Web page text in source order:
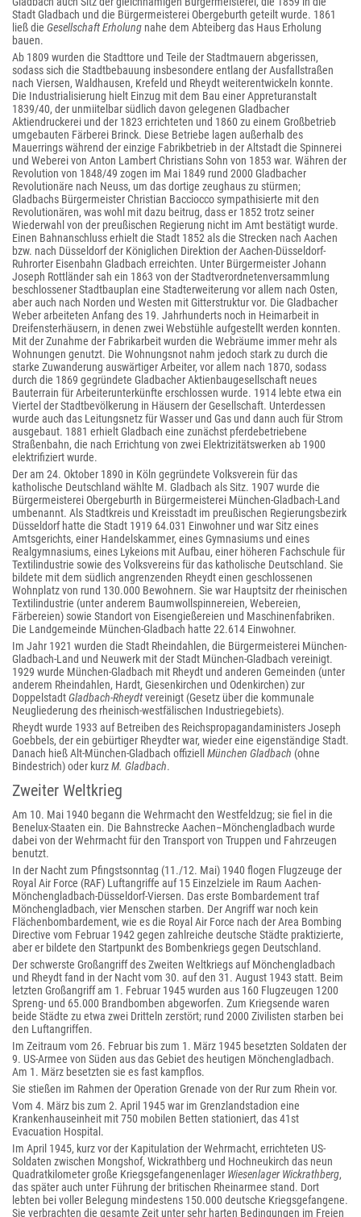
Stadt Gladbach und die Bürgermeisterei Obergeburth geteilt wurde. 1861
ließ die Gesellschaft Erholung nahe dem Abteiberg das Haus Erholung
bauen.
Ab 1809 wurden die Stadttore und Teile der Stadtmauern abgerissen,
sodass sich die Stadtbebauung insbesondere entlang der Ausfallstraßen
nach Viersen, Waldhausen, Krefeld und Rheydt weiterentwickeln konnte.
Die Industrialisierung hielt Einzug mit dem Bau einer Appreturanstalt
1839/40, der unmiitelbar südlich davon gelegenen Gladbacher
Aktiendruckerei und der 1823 errichteten und 1860 zu einem Großbetrieb
umgebauten Färberei Brinck. Diese Betriebe lagen außerhalb des
Mauerrings während der einzige Fabrikbetrieb in der Altstadt die Spinnerei
und Weberei von Anton Lambert Christians Sohn von 1853 war. Währen der
Revolution von 1848/49 zogen im Mai 1849 rund 2000 Gladbacher
Revolutionäre nach Neuss, um das dortige zeughaus zu stürmen;
Gladbachs Bürgermeister Christian Bacciocco sympathisierte mit den
Revolutionären, was wohl mit dazu beitrug, dass er 1852 trotz seiner
Wiederwahl von der preußischen Regierung nicht im Amt bestätigt wurde.
Einen Bahnanschluss erhielt die Stadt 1852 als die Strecken nach Aachen
bzw. nach Düsseldorf der Königlichen Direktion der Aachen-Düsseldorf-
Ruhrorter Eisenbahn Gladbach erreichten. Unter Bürgermeister Johann
Joseph Rottländer sah ein 1863 von der Stadtverordnetenversammlung
beschlossener Stadtbauplan eine Stadterweiterung vor allem nach Osten,
aber auch nach Norden und Westen mit Gitterstruktur vor. Die Gladbacher
Weber arbeiteten Anfang des 19. Jahrhunderts noch in Heimarbeit in
Dreifensterhäusern, in denen zwei Webstühle aufgestellt werden konnten.
Mit der Zunahme der Fabrikarbeit wurden die Webräume immer mehr als
Wohnungen genutzt. Die Wohnungsnot nahm jedoch stark zu durch die
starke Zuwanderung auswärtiger Arbeiter, vor allem nach 1870, sodass
durch die 1869 gegründete Gladbacher Aktienbaugesellschaft neues
Bauterrain für Arbeiterunterkünfte erschlossen wurde. 1914 lebte etwa ein
Viertel der Stadtbevölkerung in Häusern der Gesellschaft. Unterdessen
wurde auch das Leitungsnetz für Wasser und Gas und dann auch für Strom
ausgebaut. 1881 erhielt Gladbach eine zunächst pferdebetriebene
Straßenbahn, die nach Errichtung von zwei Elektrizitätswerken ab 1900
elektrifiziert wurde.
Der am 24. Oktober 1890 in Köln gegründete Volksverein für das
katholische Deutschland wählte M. Gladbach als Sitz. 1907 wurde die
Bürgermeisterei Obergeburth in Bürgermeisterei München-Gladbach-Land
umbenannt. Als Stadtkreis und Kreisstadt im preußischen Regierungsbezirk
Düsseldorf hatte die Stadt 1919 64.031 Einwohner und war Sitz eines
Amtsgerichts, einer Handelskammer, eines Gymnasiums und eines
Realgymnasiums, eines Lykeions mit Aufbau, einer höheren Fachschule für
Textilindustrie sowie des Volksvereins für das katholische Deutschland. Sie
bildete mit dem südlich angrenzenden Rheydt einen geschlossenen
Wohnplatz von rund 130.000 Bewohnern. Sie war Hauptsitz der rheinischen
Textilindustrie (unter anderem Baumwollspinnereien, Webereien,
Färbereien) sowie Standort von Eisengießereien und Maschinenfabriken.
Die Landgemeinde München-Gladbach hatte 22.614 Einwohner.
Im Jahr 1921 wurden die Stadt Rheindahlen, die Bürgermeisterei München-
Gladbach-Land und Neuwerk mit der Stadt München-Gladbach vereinigt.
1929 wurde München-Gladbach mit Rheydt und anderen Gemeinden (unter
anderem Rheindahlen, Hardt, Giesenkirchen und Odenkirchen) zur
DoppelstadtGladbach-Rheydtvereinigt (Gesetz über die kommunale
Neugliederung des rheinisch-westfälischen Industriegebiets).
Rheydt wurde 1933 auf Betreiben des Reichspropagandaministers Joseph
Goebbels, der ein gebürtiger Rheydter war, wieder eine eigenständige Stadt.
Danach hieß Alt-München-Gladbach offiziell München Gladbach (ohne
Bindestrich) oder kurzM. Gladbach.
Zweiter Weltkrieg
Am 10. Mai 1940 begann die Wehrmacht den Westfeldzug; sie fiel in die
Benelux-Staaten ein. Die Bahnstrecke Aachen–Mönchengladbach wurde
dabei von der Wehrmacht für den Transport von Truppen und Fahrzeugen
benutzt.
In der Nacht zum Pfingstsonntag (11./12. Mai) 1940 flogen Flugzeuge der
Royal Air Force (RAF) Luftangriffe auf 15 Einzelziele im Raum Aachen-
Mönchengladbach-Düsseldorf-Viersen. Das erste Bombardement traf
Mönchengladbach, vier Menschen starben. Der Angriff war noch kein
Flächenbombardement, wie es die Royal Air Force nach der Area Bombing
Directive vom Februar 1942 gegen zahlreiche deutsche Städte praktizierte,
aber er bildete den Startpunkt des Bombenkriegs gegen Deutschland.
Der schwerste Großangriff des Zweiten Weltkriegs auf Mönchengladbach
und Rheydt fand in der Nacht vom 30. auf den 31. August 1943 statt. Beim
letzten Großangriff am 1. Februar 1945 wurden aus 160 Flugzeugen 1200
Spreng- und 65.000 Brandbomben abgeworfen. Zum Kriegsende waren
beide Städte zu etwa zwei Dritteln zerstört; rund 2000 Zivilisten starben bei
den Luftangriffen.
Im Zeitraum vom 26. Februar bis zum 1. März 1945 besetzten Soldaten der
9. US-Armee von Süden aus das Gebiet des heutigen Mönchengladbach.
Am 1. März besetzten sie es fast kampflos.
Sie stießen im Rahmen der Operation Grenade von der Rur zum Rhein vor.
Vom 4. März bis zum 2. April 1945 war im Grenzlandstadion eine
Krankenhauseinheit mit 750 mobilen Betten stationiert, das 41st
Evacuation Hospital.
Im April 1945, kurz vor der Kapitulation der Wehrmacht, errichteten US-
Soldaten zwischen Mongshof, Wickrathberg und Hochneukirch das neun
Quadratkilometer große Kriegsgefangenenlager Wiesenlager Wickrathberg,
das später auch unter Führung der britischen Rheinarmee stand. Dort
lebten bei voller Belegung mindestens 150.000 deutsche Kriegsgefangene.
Sie verbrachten die gesamte Zeit unter sehr harten Bedingungen im Freien